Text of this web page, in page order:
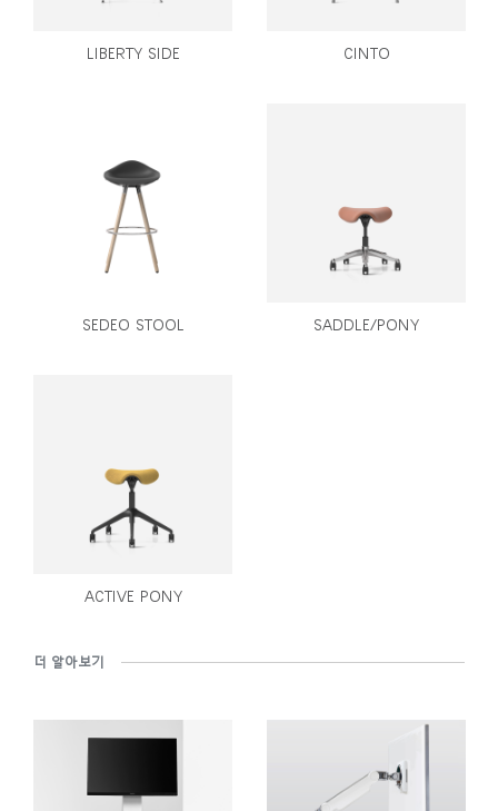
LIBERTY SIDE CINTO
SEDEO STOOL SADDLE/PONY
ACTIVE PONY
더 알아보기